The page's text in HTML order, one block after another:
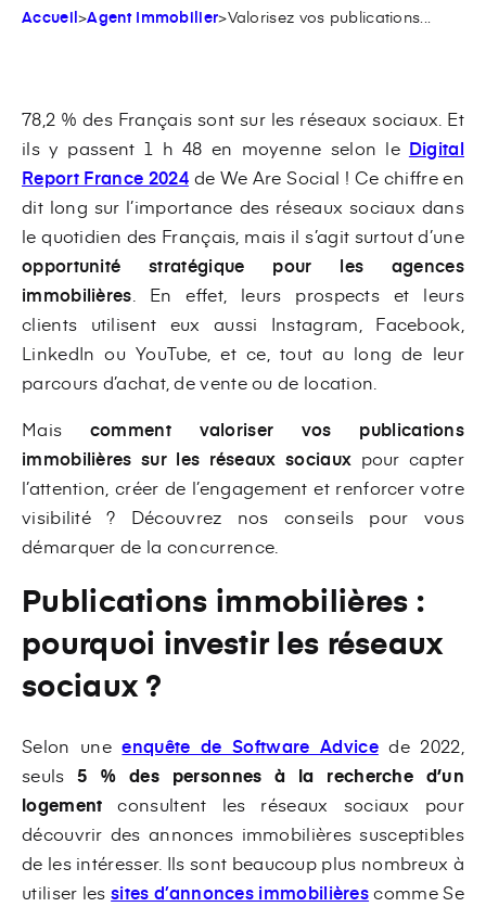
Accueil>Agent Immobilier>Valorisez vos publications...
78,2 % des Français sont sur les réseaux sociaux. Et
ils y passent 1 h 48 en moyenne selon le Digital
Report France 2024de We Are Social ! Ce chiffre en
dit long sur l’importance des réseaux sociaux dans
le quotidien des Français, mais il s’agit surtout d’une
opportunité stratégique pour les agences
immobilières . En effet, leurs prospects et leurs
clients utilisent eux aussi Instagram, Facebook,
LinkedIn ou YouTube, et ce, tout au long de leur
parcours d’achat, de vente ou de location.
Mais comment valoriser vos publications
immobilières sur les réseaux sociaux pour capter
l’attention, créer de l’engagement et renforcer votre
visibilité ? Découvrez nos conseils pour vous
démarquer de la concurrence.
Publications immobilières :
pourquoi investir les réseaux
sociaux ?
Selon uneenquête de Software Advicede 2022,
seuls5 % des personnes à la recherche d’un
logement consultent les réseaux sociaux pour
découvrir des annonces immobilières susceptibles
de les intéresser. Ils sont beaucoup plus nombreux à
utiliser lessites d’annonces immobilièrescomme Se